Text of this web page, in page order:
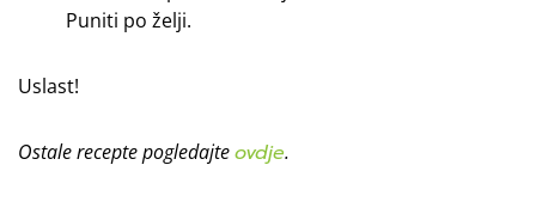
Puniti po želji.
Uslast!
Ostale recepte pogledajteovdje.